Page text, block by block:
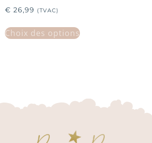
€ 26,99 (TVAC)
Choix des options